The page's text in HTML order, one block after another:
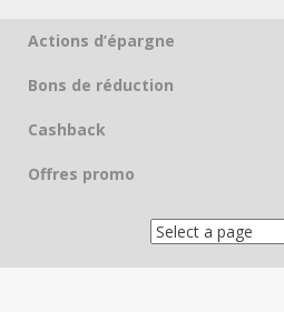
Skip to content
Actions d’épargne
Bons de réduction
Cashback
Offres promo